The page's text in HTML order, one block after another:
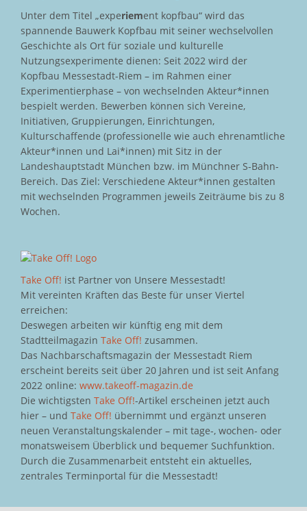
Unter dem Titel „experiement kopfbau“ wird das
spannende Bauwerk Kopfbau mit seiner wechselvollen
Geschichte als Ort für soziale und kulturelle
Nutzungsexperimente dienen: Seit 2022 wird der
Kopfbau Messestadt-Riem – im Rahmen einer
Experimentierphase – von wechselnden Akteur*innen
bespielt werden. Bewerben können sich Vereine,
Initiativen, Gruppierungen, Einrichtungen,
Kulturschaffende (professionelle wie auch ehrenamtliche
Akteur*innen und Lai*innen) mit Sitz in der
Landeshauptstadt München bzw. im Münchner S-Bahn-
Bereich. Das Ziel: Verschiedene Akteur*innen gestalten
mit wechselnden Programmen jeweils Zeiträume bis zu 8
Wochen.
Take Off! ist Partner von Unsere Messestadt!
Mit vereinten Kräften das Beste für unser Viertel
erreichen:
Deswegen arbeiten wir künftig eng mit dem
Stadtteilmagazin Take Off! zusammen.
Das Nachbarschaftsmagazin der Messestadt Riem
erscheint bereits seit über 20 Jahren und ist seit Anfang
2022 online: www.takeoff-magazin.de
Die wichtigsten Take Off!-Artikel erscheinen jetzt auch
hier – und Take Off! übernimmt und ergänzt unseren
neuen Veranstaltungskalender – mit tage-, wochen- oder
monatsweisem Überblick und bequemer Suchfunktion.
Durch die Zusammenarbeit entsteht ein aktuelles,
zentrales Terminportal für die Messestadt!